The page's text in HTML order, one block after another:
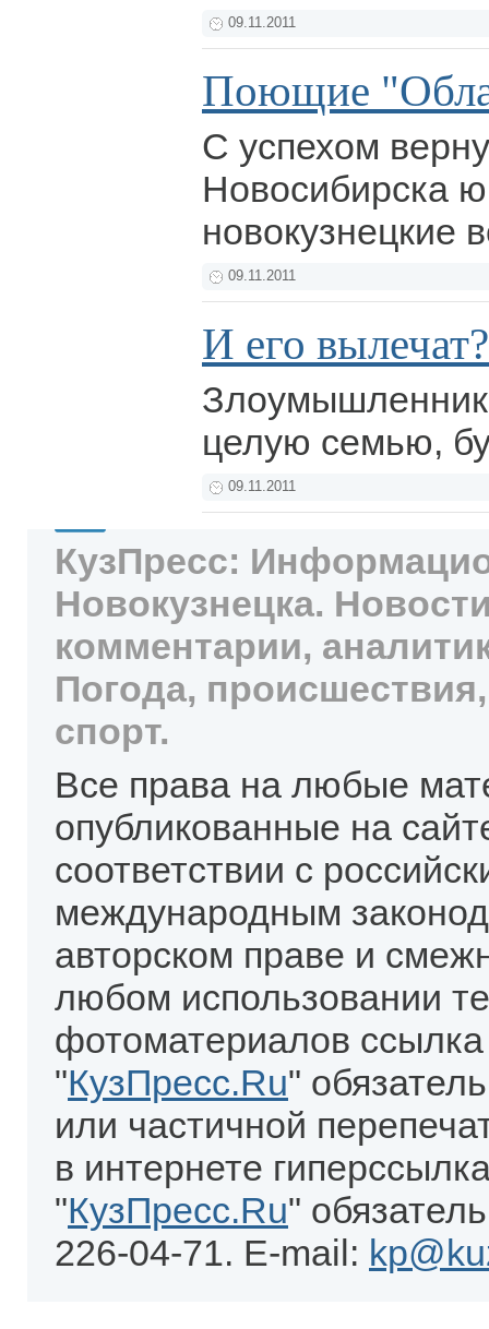
09.11.2011
Поющие
С успехом
Новосибирска
новокузнецкие
09.11.2011
И его
целую семью,
09.11.2011
КузПресс:
Новокузнецка.
комментарии,
Погода,
спорт.
Все права на любые
опубликованные на
соответствии с
международным
авторском праве и
любом использовании
фотоматериалов
"КузПресс.Ru"
или частичной
в интернете
"КузПресс.Ru"
226-04-71. E-mail: